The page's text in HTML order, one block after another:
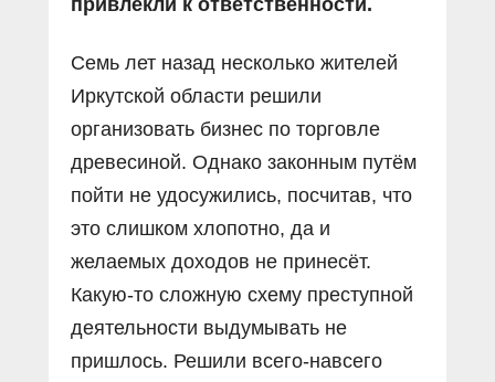
привлекли к ответственности.
Семь лет назад несколько жителей
Иркутской области решили
организовать бизнес по торговле
древесиной. Однако законным путём
пойти не удосужились, посчитав, что
это слишком хлопотно, да и
желаемых доходов не принесёт.
Какую-то сложную схему преступной
деятельности выдумывать не
пришлось. Решили всего-навсего